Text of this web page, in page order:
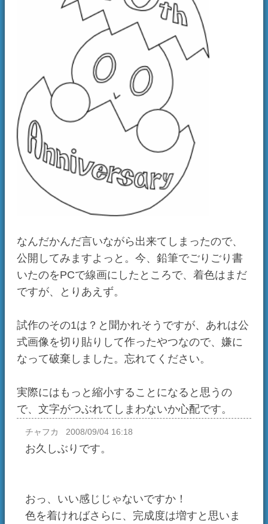
なんだかんだ言いながら出来てしまったので、
公開してみますよっと。今、鉛筆でごりごり書
いたのをPCで線画にしたところで、着色はまだ
ですが、とりあえず。
試作のその1は？と聞かれそうですが、あれは公
式画像を切り貼りして作ったやつなので、嫌に
なって破棄しました。忘れてください。
実際にはもっと縮小することになると思うの
で、文字がつぶれてしまわないか心配です。
チャフカ 2008/09/04 16:18
お久しぶりです。
おっ、いい感じじゃないですか！
色を着ければさらに、完成度は増すと思いま
...なんか、懐かしくなってきたなぁ。
久々に、チャオガーデン行ってみようかな。
なんて話しで、お茶を濁しながら閉じさせてい
日記一覧